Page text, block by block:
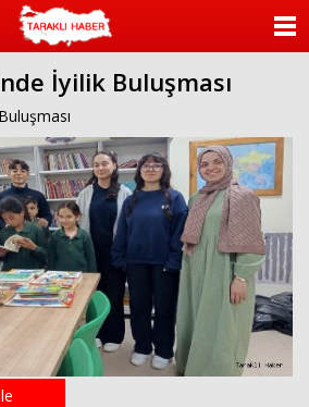
İyilik Buluşması
KATEGORİLER
ANKETLER
FOTO GALERİ
VİDEO GALERİ
KÜNYE